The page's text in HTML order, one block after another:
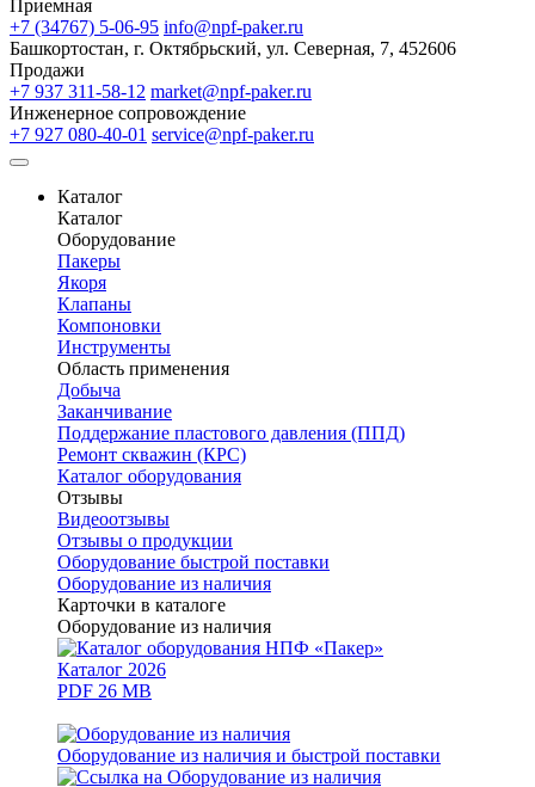
Приемная
+7 (34767) 5-06-95 info@npf-paker.ru
Башкортостан, г. Октябрьский, ул. Северная, 7, 452606
Продажи
+7 937 311-58-12 market@npf-paker.ru
Инженерное сопровождение
+7 927 080-40-01 service@npf-paker.ru
Каталог
Каталог
Оборудование
Пакеры
Якоря
Клапаны
Компоновки
Инструменты
Область применения
Добыча
Заканчивание
Поддержание пластового давления (ППД)
Ремонт скважин (КРС)
Каталог оборудования
Отзывы
Видеоотзывы
Отзывы о продукции
Оборудование быстрой поставки
Оборудование из наличия
Карточки в каталоге
Оборудование из наличия
Каталог 2026
PDF 26 MB
Оборудование из наличия и быстрой поставки